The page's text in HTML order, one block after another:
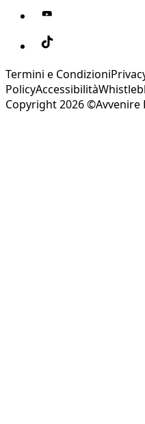
Termini e Condizioni
PolicyAccessibilità
Copyright 2026 ©Avvenire